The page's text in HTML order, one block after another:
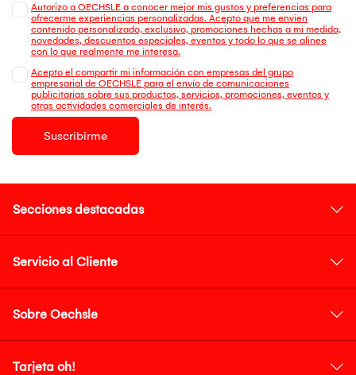
Autorizo a OECHSLE a conocer mejor mis gustos y preferencias para
ofrecerme experiencias personalizadas. Acepto que me envien
contenido personalizado, exclusivo, promociones hechas a mi medida,
novedades, descuentos especiales, eventos y todo lo que se alinee
con lo que realmente me interesa.
Acepto el compartir mi información con empresas del grupo
empresarial de OECHSLE para el envío de comunicaciones
publicitarias sobre sus productos, servicios, promociones, eventos y
otras actividades comerciales de interés.
Suscribirme
Secciones destacadas
Servicio al Cliente
Sobre Oechsle
Tarjeta oh!